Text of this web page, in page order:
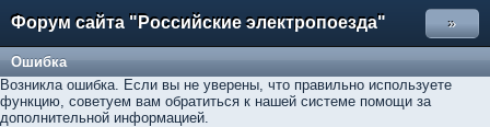
Форум сайта "Российские электропоезда" »
Ошибка
Возникла ошибка. Если вы не уверены, что правильно используете
функцию, советуем вам обратиться к нашей системе помощи за
дополнительной информацией.